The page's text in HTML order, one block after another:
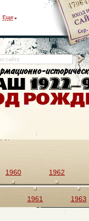
Еще
1960
1961
1962
1963